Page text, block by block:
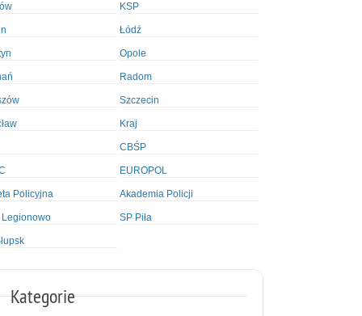
KSP
Łódź
Opole
Radom
Szczecin
Kraj
CBŚP
EUROPOL
Policyjna Akademia Policji
Legionowo SP Piła
Kategorie